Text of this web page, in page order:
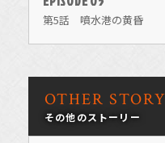
第5話 噴水港の黄昏
OTHER STORY
その他のストーリー